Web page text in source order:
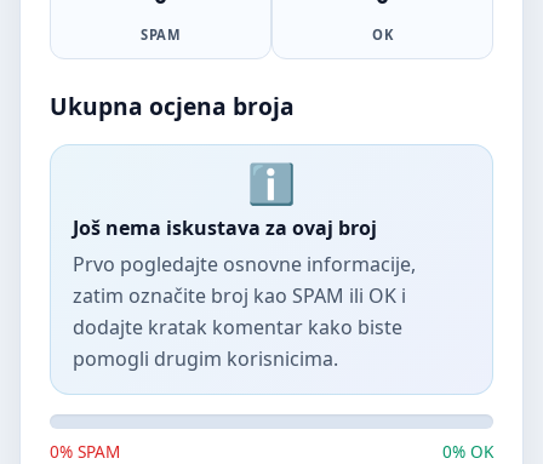
SPAM OK
Ukupna ocjena broja
Još nema iskustava za ovaj broj
Prvo pogledajte osnovne informacije,
zatim označite broj kao SPAM ili OK i
dodajte kratak komentar kako biste
pomogli drugim korisnicima.
0% SPAM 0% OK